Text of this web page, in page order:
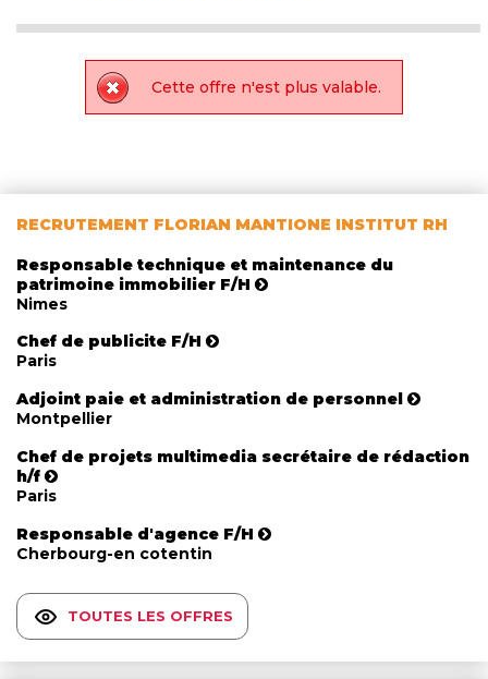
Cette offre n'est plus valable.
RECRUTEMENT FLORIAN MANTIONE INSTITUT RH
Responsable technique et maintenance du
patrimoine immobilier F/H
Nimes
Chef de publicite F/H
Paris
Adjoint paie et administration de personnel
Montpellier
Chef de projets multimedia secrétaire de rédaction
h/f
Paris
Responsable d'agence F/H
Cherbourg-en cotentin
TOUTES LES OFFRES